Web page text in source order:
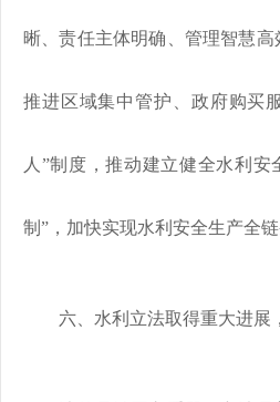
晰、责任主体明确、管理智慧
推进区域集中管护、政府购买
人”制度，推动建立健全水利
制”，加快实现水利安全生产全链
六、水利立法取得重大进展